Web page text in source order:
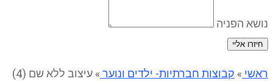
נושא הפניה
חיזרו אליי
ראשי » קבוצות חברתיות- ילדים ונוער »עיצוב ללא שם (4)